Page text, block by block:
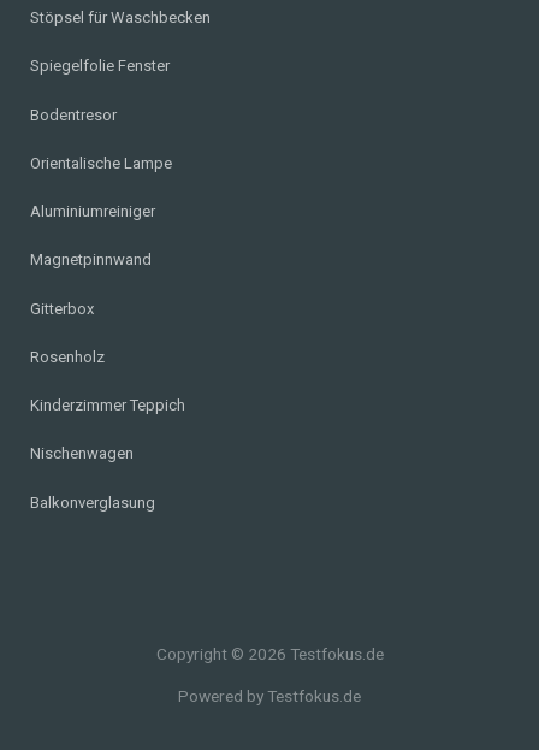
Stöpsel für Waschbecken
Spiegelfolie Fenster
Bodentresor
Orientalische Lampe
Aluminiumreiniger
Magnetpinnwand
Gitterbox
Rosenholz
Kinderzimmer Teppich
Nischenwagen
Balkonverglasung
Copyright © 2026 Testfokus.de
Powered by Testfokus.de